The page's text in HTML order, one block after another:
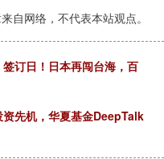
自网络，不代表本站观点。
订日！日本再闯台海，百
先机，华夏基金DeepTalk